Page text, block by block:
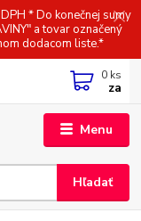
* Do konečnej sumy
a tovar označený
dodacom liste.*
Menu
Hľadať
0 ks
za